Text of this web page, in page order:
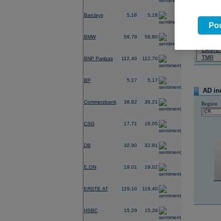
Barclays 5,16 5,16
BMW 59,78 59,80
BNP Paribas 112,40 112,70
-0,14
BP 5,17 5,17
Commerzbank 38,82 39,21
0,57
CSG 17,71 18,05
DB 32,90 32,91
E.ON 19,01 19,02
ERSTE AT 119,10 119,40
HSBC 15,29 15,29
0,53
Název
ČEZ
ERSTE
TMR
AD
Region